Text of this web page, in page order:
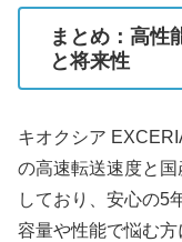
まとめ：高性
と将来性
キオクシア
の高速転送速度と
しており、安心の5
容量や性能で悩む